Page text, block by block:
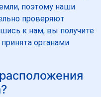
поэтому наши
проверяют
к нам, вы получите
органами